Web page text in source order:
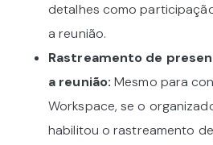
detalhes como
a reunião.
Rastreamento de
a reunião: Mesmo para
Workspace, se o
habilitou o rastreamento